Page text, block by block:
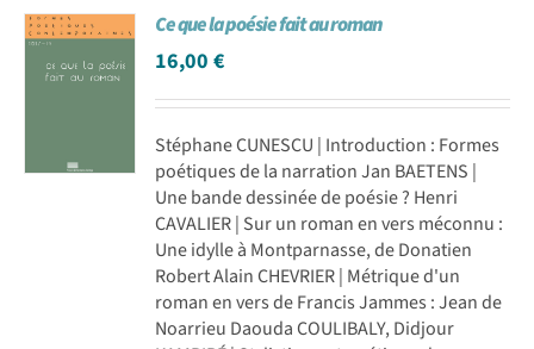
Achat en ligne
Panier WooCommerce
Ce que la poésie fait au roman
16,00€
Stéphane CUNESCU | Introduction : Formes
poétiques de la narration Jan BAETENS |
Une bande dessinée de poésie ? Henri
CAVALIER | Sur un roman en vers méconnu :
Une idylle à Montparnasse, de Donatien
Robert Alain CHEVRIER | Métrique d'un
roman en vers de Francis Jammes : Jean de
Noarrieu Daouda COULIBALY, Didjour